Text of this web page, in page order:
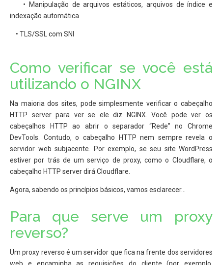
• Manipulação de arquivos estáticos, arquivos de índice e
indexação automática
• TLS/SSL com SNI
Como verificar se você está
utilizando o NGINX
Na maioria dos sites, pode simplesmente verificar o cabeçalho
HTTP server para ver se ele diz NGINX. Você pode ver os
cabeçalhos HTTP ao abrir o separador “Rede” no Chrome
DevTools. Contudo, o cabeçalho HTTP nem sempre revela o
servidor web subjacente. Por exemplo, se seu site WordPress
estiver por trás de um serviço de proxy, como o Cloudflare, o
cabeçalho HTTP server dirá Cloudflare.
Agora, sabendo os princípios básicos, vamos esclarecer…
Para que serve um proxy
reverso?
Um proxy reverso é um servidor que fica na frente dos servidores